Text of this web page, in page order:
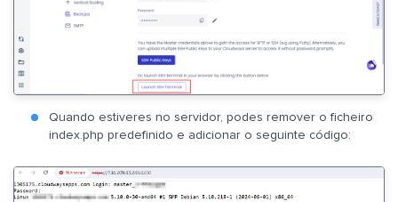
Quando estiveres no servidor, podes remover o ficheiro
index.php predefinido e adicionar o seguinte código: